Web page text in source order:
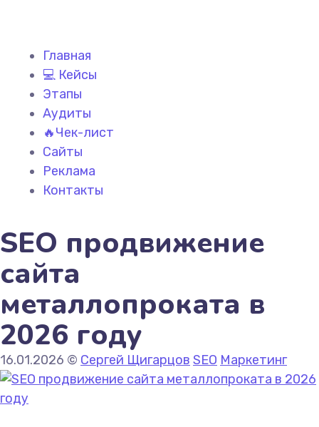
Главная
💻 Кейсы
Этапы
Аудиты
🔥Чек-лист
Сайты
Реклама
Контакты
SEO продвижение
сайта
металлопроката в
2026 году
16.01.2026 © Сергей Щигарцов SEO Маркетинг